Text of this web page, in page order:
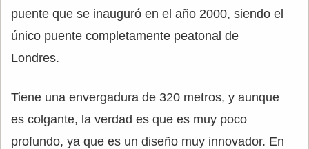
puente que se inauguró en el año 2000, siendo el
único puente completamente peatonal de
Londres.
Tiene una envergadura de 320 metros, y aunque
es colgante, la verdad es que es muy poco
profundo, ya que es un diseño muy innovador. En